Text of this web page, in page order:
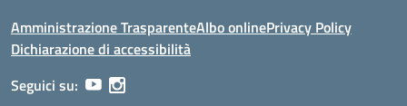
Amministrazione TrasparenteAlbo onlinePrivacy Policy
Dichiarazione di accessibilità
Seguici su: